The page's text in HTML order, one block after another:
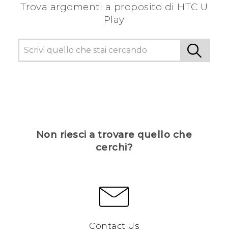
Trova argomenti a proposito di HTC U
Play
Non riesci a trovare quello che
cerchi?
Contact Us